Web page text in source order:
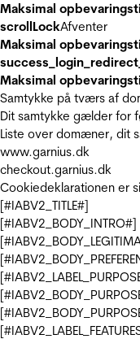
Maksimal
scrollLockAfventer
Maksimal
Maksimal
Samtykke på tværs af
Dit samtykke gælder for
Liste over domæner, dit
www.garnius.dk
checkout.garnius.dk
Cookiedeklarationen er
[#IABV2_TITLE#]
[#IABV2_BODY_INTRO#]